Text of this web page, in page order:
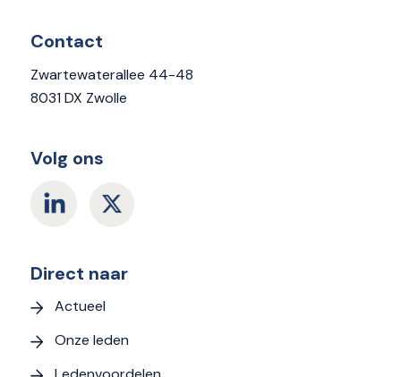
Contact
Zwartewaterallee 44-48
8031 DX Zwolle
Volg ons
Direct naar
Actueel
Onze leden